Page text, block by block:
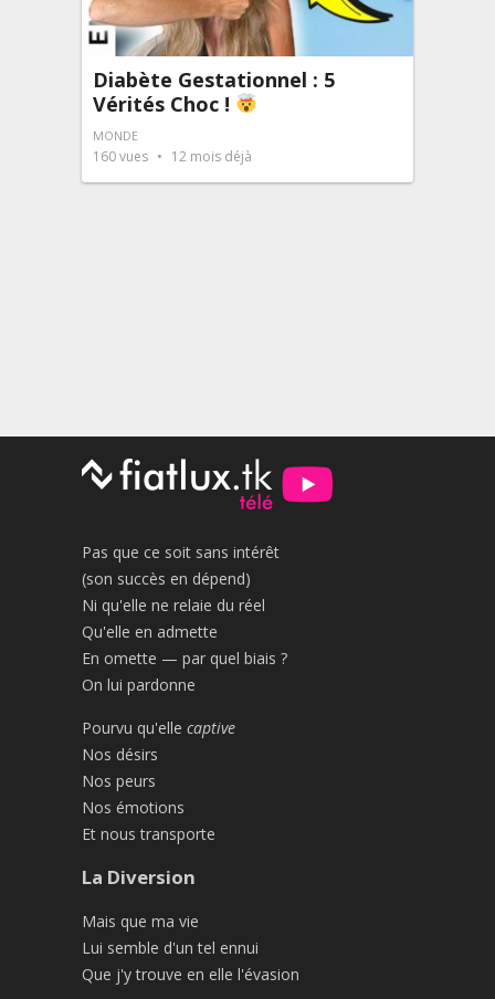
Diabète Gestationnel : 5
Vérités Choc !
MONDE
160vues 12 mois déjà
Pas que ce soit sans intérêt
(son succès en dépend)
Ni qu'elle ne relaie du réel
Qu'elle en admette
En omette — par quel biais ?
On lui pardonne
Pourvu qu'elle captive
Nos désirs
Nos peurs
Nos émotions
Et nous transporte
La Diversion
Mais que ma vie
Lui semble d'un tel ennui
Que j'y trouve en elle l'évasion